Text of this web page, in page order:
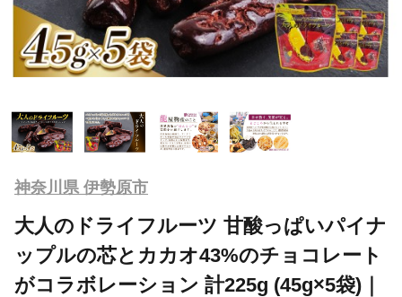
神奈川県 伊勢原市
大人のドライフルーツ 甘酸っぱいパイナ
ップルの芯とカカオ43%のチョコレート
がコラボレーション 計225g (45g×5袋)｜